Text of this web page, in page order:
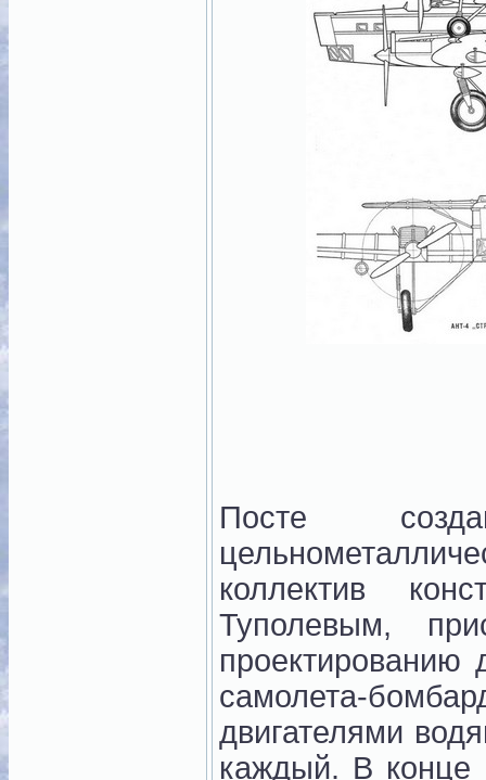
Посте
коллектив
Туполевым,
проектированию
самолета-
двигателями
каждый. В конце